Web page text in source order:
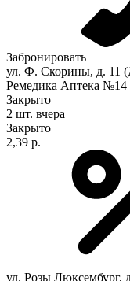
Забронировать
ул. Ф. Скорины, д. 11
Ремедика Аптека №14
Закрыто
2 шт. вчера
Закрыто
2,39 р.
ул. Розы Люксембург,